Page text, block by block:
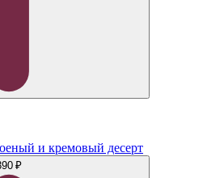
и кремовый десерт
₽